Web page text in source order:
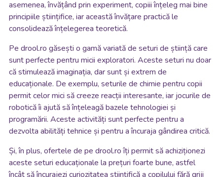
asemenea, învățând prin experiment, copiii înțeleg mai bine
principiile științifice, iar această învățare practică le
consolidează înțelegerea teoretică.
Pe drool.ro găsești o gamă variată de seturi de știință care
sunt perfecte pentru micii exploratori. Aceste seturi nu doar
că stimulează imaginația, dar sunt și extrem de
educaționale. De exemplu, seturile de chimie pentru copii
permit celor mici să creeze reacții interesante, iar jocurile de
robotică îi ajută să înțeleagă bazele tehnologiei și
programării. Aceste activități sunt perfecte pentru a
dezvolta abilități tehnice și pentru a încuraja gândirea critică.
Și, în plus, ofertele de pe drool.ro îți permit să achiziționezi
aceste seturi educaționale la prețuri foarte bune, astfel
încât să încurajezi curiozitatea științifică a copilului fără griji